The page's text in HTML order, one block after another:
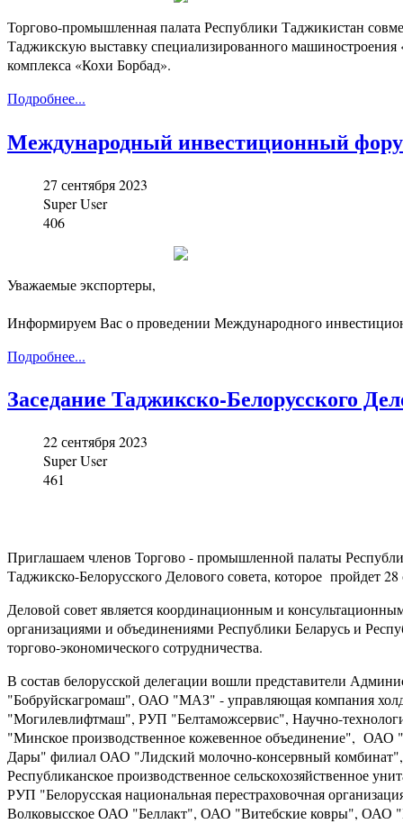
Торгово-промышленная палата Республики Таджикистан
Таджикскую выставку специализированного
комплекса «Кохи Борбад».
Подробнее...
Международный инвестиционный
27 сентября 2023
Super User
406
Уважаемые экспортеры,
Информируем Вас о проведении Международного
Подробнее...
Заседание Таджикско-Белорусского
22 сентября 2023
Super User
461
Приглашаем членов Торгово - промышленной палаты
Таджикско-Белорусского Делового совета, которое пройдет
Деловой совет является координационным и
организациями и объединениями Республики Беларусь и
торгово-экономического сотрудничества.
В состав белорусской делегации вошли представители
"Бобруйскагромаш", ОАО "МАЗ" - управляющая компания
"Могилевлифтмаш", РУП "Белтаможсервис", Научно-
"Минское производственное кожевенное объединение",
Дары" филиал ОАО "Лидский молочно-консервный комбинат",
Республиканское производственное сельскохозяйственное
РУП "Белорусская национальная перестраховочная
Волковысское ОАО "Беллакт", ОАО "Витебские ковры",